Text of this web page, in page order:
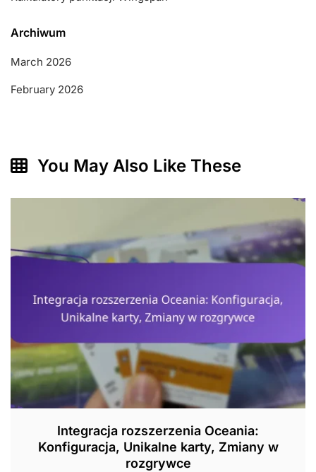
Archiwum
March 2026
February 2026
You May Also Like These
Integracja rozszerzenia Oceania:
Konfiguracja, Unikalne karty, Zmiany w
rozgrywce